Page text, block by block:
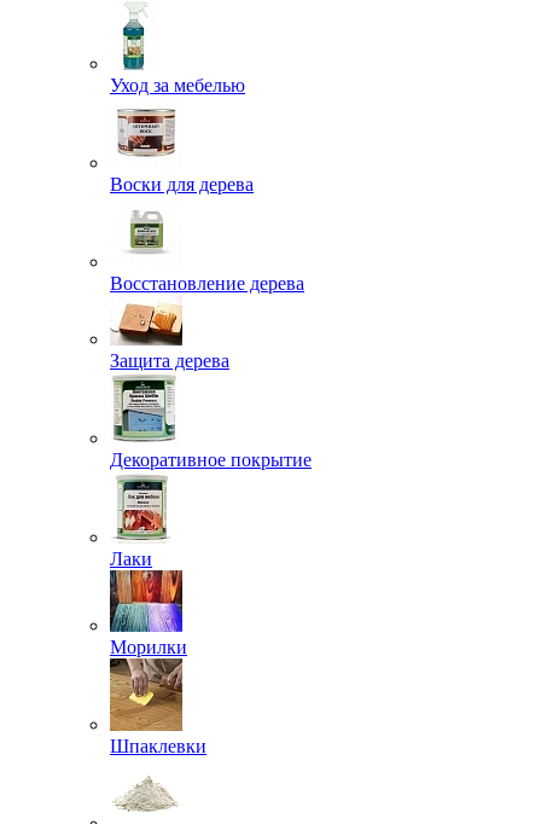
Уход за мебелью
Воски для дерева
Восстановление дерева
Защита дерева
Декоративное покрытие
Лаки
Морилки
Шпаклевки